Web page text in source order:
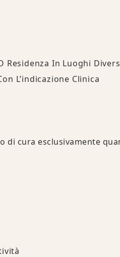
Residenza In Luoghi
L’indicazione Clinica
di cura esclusivamente